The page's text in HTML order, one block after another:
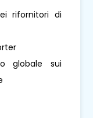
rifornitori di
globale sui